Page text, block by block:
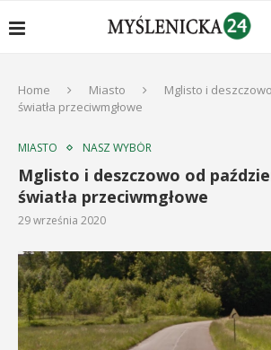
Home Miasto
Mglisto i
światła przeciwmgłowe
MIASTO NASZ WYBÓR
Mglisto i deszczowo od
światła przeciwmgłowe
29 września 2020